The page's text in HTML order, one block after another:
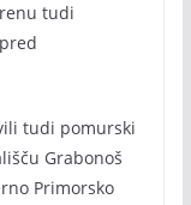
tudi
tudi pomurski
Grabonoš
Primorsko